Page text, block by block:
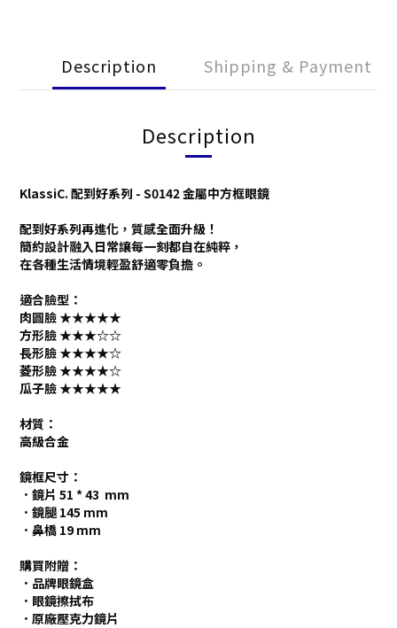
Description Shipping & Payment
Description
KlassiC. 配到好系列 - S0142 金屬中方框眼鏡
配到好系列再進化，質感全面升級！
簡約設計融入日常讓每一刻都自在純粹，
在各種生活情境輕盈舒適零負擔。
適合臉型：
肉圓臉 ★★★★★
方形臉 ★★★☆☆
長形臉 ★★★★☆
菱形臉 ★★★★☆
瓜子臉 ★★★★★
材質：
高級合金
鏡框尺寸：
．鏡片 51 * 43 mm
．鏡腿 145 mm
．鼻橋 19 mm
購買附贈：
．品牌眼鏡盒
．眼鏡擦拭布
．原廠壓克力鏡片